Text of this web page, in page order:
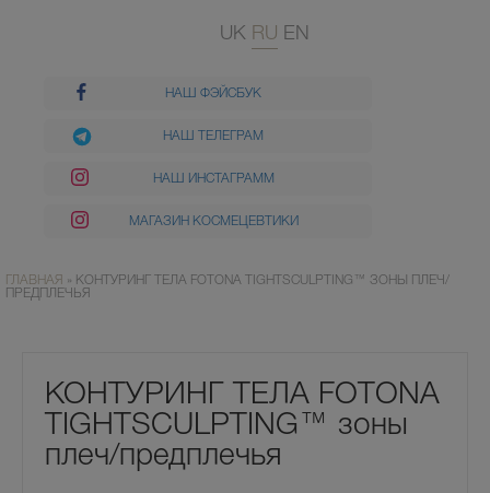
UK RU EN
НАШ ФЭЙСБУК
НАШ ТЕЛЕГРАМ
НАШ ИНСТАГРАММ
МАГАЗИН КОСМЕЦЕВТИКИ
ГЛАВНАЯ » КОНТУРИНГ ТЕЛА FOTONA TIGHTSCULPTING™ ЗОНЫ ПЛЕЧ/
ПРЕДПЛЕЧЬЯ
КОНТУРИНГ ТЕЛА FOTONA
TIGHTSCULPTING™ зоны
плеч/предплечья